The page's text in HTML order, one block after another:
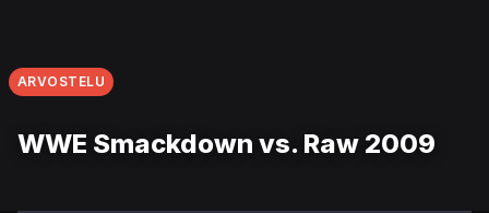
ARVOSTELU
WWE Smackdown vs. Raw 2009